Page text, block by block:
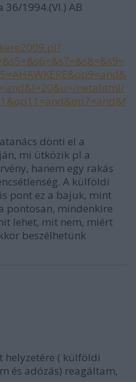
1994.(VI.) AB
netahtml/
dönti el a
mi ütközik pl a
hanem egy rakás
A külföldi
pont ez a bajuk, mint
pontosan, mindenkire
lehet, mit nem, miért
beszélhetünk
helyzetére ( külföldi
és adózás) reagáltam,